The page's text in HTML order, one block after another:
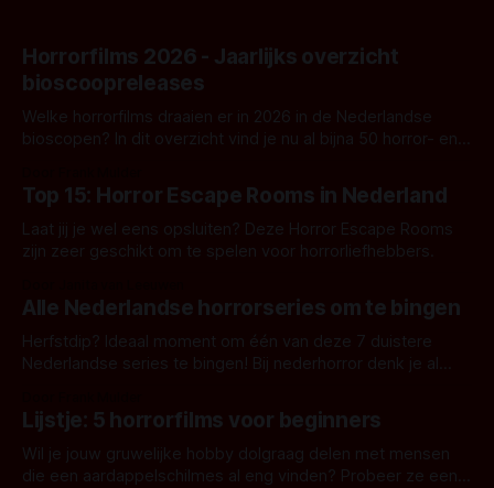
Horrorfilms 2026 - Jaarlijks overzicht
bioscoopreleases
Welke horrorfilms draaien er in 2026 in de Nederlandse
bioscopen? In dit overzicht vind je nu al bijna 50 horror- en
Top 15: Horror Escape Rooms in Nederland
Laat jij je wel eens opsluiten? Deze Horror Escape Rooms
zijn zeer geschikt om te spelen voor horrorliefhebbers.
Alle Nederlandse horrorseries om te bingen
Herfstdip? Ideaal moment om één van deze 7 duistere
Nederlandse series te bingen! Bij nederhorror denk je al
Amsterdamned of The Johnsons. Maar Nederlandse horror
is niet beperkt tot films. Hier een aantal Nederlandse tv-
series uit het duistere of horrorgenre. Als
Lijstje: 5 horrorfilms voor beginners
Wil je jouw gruwelijke hobby dolgraag delen met mensen
die een aardappelschilmes al eng vinden? Probeer ze eens